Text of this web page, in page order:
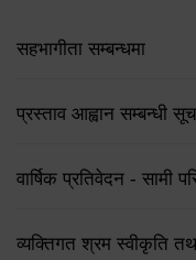
सहभागीता सम्बन्धमा
प्रस्ताव आह्वान सम्बन्धी
वार्षिक प्रतिवेदन - सामी
व्यक्तिगत श्रम स्वीकृति